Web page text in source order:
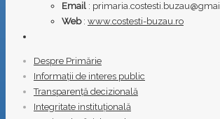
Email :
Web: www.costesti-buzau.ro
Despre Primărie
Informații de interes public
Transparență decizională
Integritate instituțională